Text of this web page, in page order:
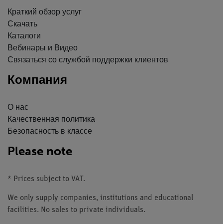
Краткий обзор услуг
Скачать
Каталоги
Вебинары и Видео
Связаться со службой поддержки клиентов
Компания
О нас
Качественная политика
Безопасность в классе
Please note
* Prices subject to VAT.
We only supply companies, institutions and educational
facilities. No sales to private individuals.